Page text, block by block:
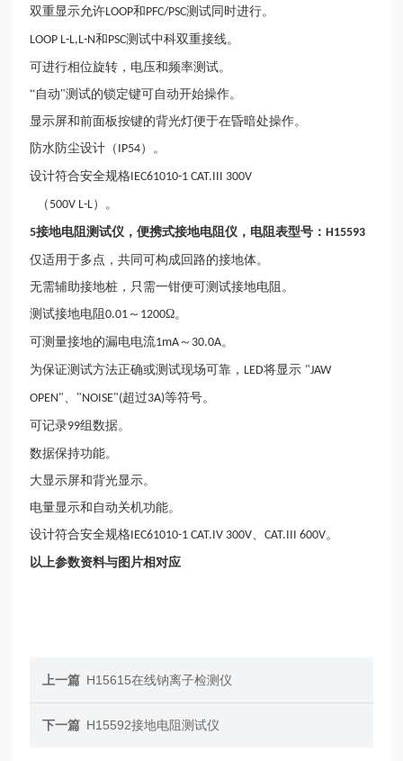
双重显示允许LOOP和 PFC/PSC测试同时进行。
LOOP L-L,L-N和 PSC测试中科双重接线。
可进行相位旋转，电压和频率测试。
“自动"测试的锁定键可自动开始操作。
显示屏和前面板按键的背光灯便于在昏暗处操作。
防水防尘设计（ IP54）。
设计符合安全规格 IEC61010-1 CAT.III 300V
（ 500V L-L）。
5接地电阻测试仪，便携式接地电阻仪，电阻表型号：H15593
仅适用于多点，共同可构成回路的接地体。
无需辅助接地桩，只需一钳便可测试接地电阻。
测试接地电阻0.01 ～ 1200Ω。
可测量接地的漏电电流1mA ～ 30.0A。
为保证测试方法正确或测试现场可靠， LED将显示 "JAW
OPEN" "NOISE"(超过3A)等符号。
可记录99组数据。
数据保持功能。
大显示屏和背光显示。
电量显示和自动关机功能。
设计符合安全规格 IEC61010-1 CAT.IV 300V 、CAT.III 600V。
以上参数资料与图片相对应
上一篇 H15615在线钠离子检测仪
下一篇 H15592接地电阻测试仪